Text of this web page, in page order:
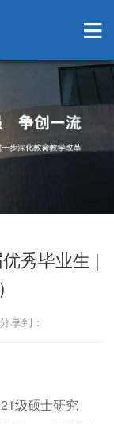
秀毕业生 |
到：
级硕士研究